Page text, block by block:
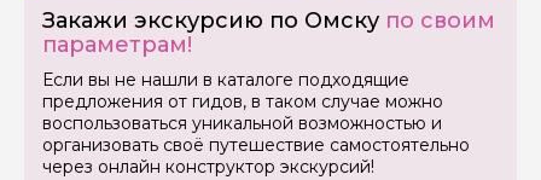
Закажи экскурсию по Омску по своим
параметрам!
Если вы не нашли в каталоге подходящие
предложения от гидов, в таком случае можно
воспользоваться уникальной возможностью и
организовать своё путешествие самостоятельно
через онлайн конструктор экскурсий!
Задайте свой вопрос гиду
Ваша электронная почта